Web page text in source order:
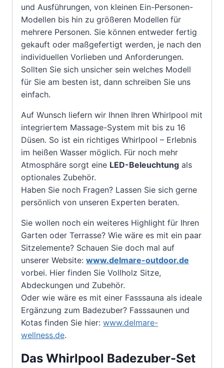
und Ausführungen, von kleinen Ein-Personen-
Modellen bis hin zu größeren Modellen für
mehrere Personen. Sie können entweder fertig
gekauft oder maßgefertigt werden, je nach den
individuellen Vorlieben und Anforderungen.
Sollten Sie sich unsicher sein welches Modell
für Sie am besten ist, dann schreiben Sie uns
einfach.
Auf Wunsch liefern wir Ihnen Ihren Whirlpool mit
integriertem Massage-System mit bis zu 16
Düsen. So ist ein richtiges Whirlpool – Erlebnis
im heißen Wasser möglich. Für noch mehr
Atmosphäre sorgt eine LED-Beleuchtung als
optionales Zubehör.
Haben Sie noch Fragen? Lassen Sie sich gerne
persönlich von unseren Experten beraten.
Sie wollen noch ein weiteres Highlight für Ihren
Garten oder Terrasse? Wie wäre es mit ein paar
Sitzelemente? Schauen Sie doch mal auf
unserer Website: www.delmare-outdoor.de
vorbei. Hier finden Sie Vollholz Sitze,
Abdeckungen und Zubehör.
Oder wie wäre es mit einer Fasssauna als ideale
Ergänzung zum Badezuber? Fasssaunen und
Kotas finden Sie hier: www.delmare-
wellness.de.
Das Whirlpool Badezuber-Set